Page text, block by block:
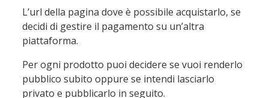
L’url della pagina dove è possibile acquistarlo, se
decidi di gestire il pagamento su un’altra
piattaforma.
Per ogni prodotto puoi decidere se vuoi renderlo
pubblico subito oppure se intendi lasciarlo
privato e pubblicarlo in seguito.